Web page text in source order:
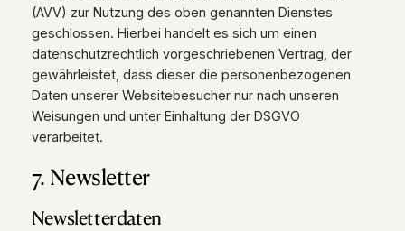
(AVV) zur Nutzung des oben genannten Dienstes
geschlossen. Hierbei handelt es sich um einen
datenschutzrechtlich vorgeschriebenen Vertrag, der
gewährleistet, dass dieser die personenbezogenen
Daten unserer Websitebesucher nur nach unseren
Weisungen und unter Einhaltung der DSGVO
verarbeitet.
7. Newsletter
Newsletter­daten